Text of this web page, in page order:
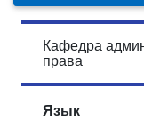
Кафедра
права
Язык